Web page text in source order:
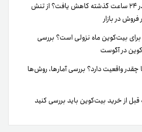
چرا قیمت رمزارزها در ۲۴ ساعت گذشته کاهش یافت؟ از تنش
فروش در بازار
برای بیت‌کوین ماه نزولی است؟ بررسی
در آگوست
چقدر واقعیت دارد؟ بررسی آمارها، روش‌ها